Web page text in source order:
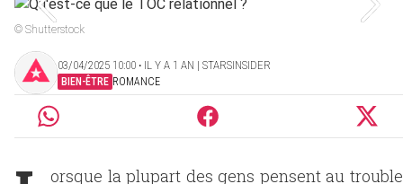
© Shutterstock
03/04/2025 10:00 ‧ IL Y A 1 AN | STARSINSIDER
BIEN-ÊTRE ROMANCE
orsque la plupart des gens pensent au trouble